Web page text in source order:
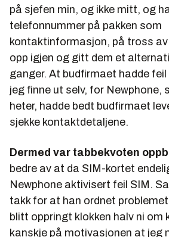
på sjefen min, og ikke mitt, og
telefonnummer på pakken som
kontaktinformasjon, på tross
opp igjen og gitt dem et
ganger. At budfirmaet hadde
jeg finne ut selv, for Newphone,
heter, hadde bedt budfirmaet
sjekke kontaktdetaljene.
Dermed var tabbekvoten
bedre av at da SIM-kortet
Newphone aktivisert feil SIM.
takk for at han ordnet
blitt oppringt klokken halv ni om
kanskje på motivasjonen at jeg